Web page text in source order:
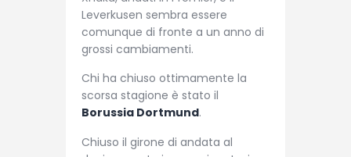
Leverkusen sembra essere
comunque di fronte a un anno di
grossi cambiamenti.
Chi ha chiuso ottimamente la
scorsa stagione è stato il
Borussia Dortmund.
Chiuso il girone di andata al